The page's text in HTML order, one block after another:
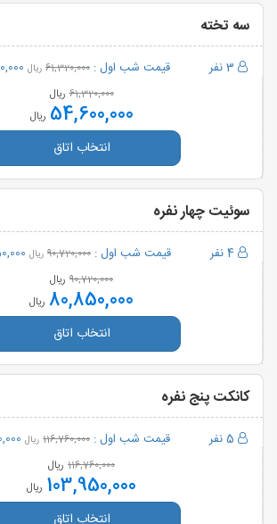
سه تخته
3 نفر قیمت شب اول : 61,320,000 ریال
61,320,000 ریال
54,600,000 ریال
انتخاب اتاق
سوئیت چهار نفره
4 نفر قیمت شب اول : 90,720,000 ریال
90,720,000 ریال
80,850,000 ریال
انتخاب اتاق
کانکت پنج نفره
5 نفر قیمت شب اول : 116,760,000 ریال
116,760,000 ریال
103,950,000 ریال